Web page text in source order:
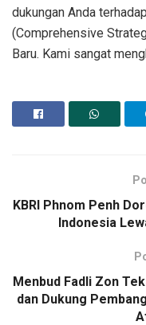
dukungan Anda
(Comprehensive
Baru. Kami sangat
KBRI Phnom Penh
Indonesia
Menbud Fadli Zon
dan Dukung